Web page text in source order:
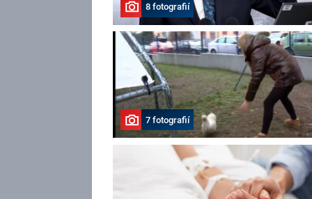
8 fotografií
7 fotografií